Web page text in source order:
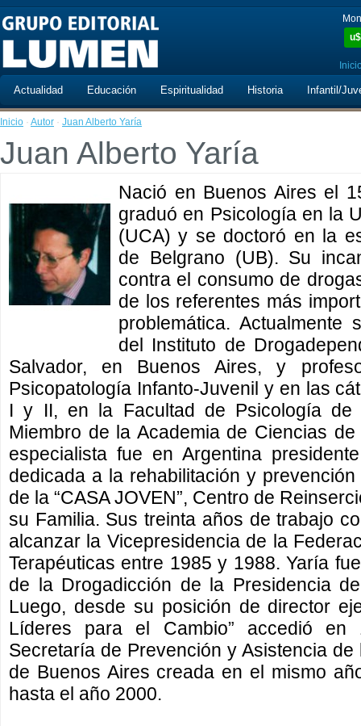
u$
Actualidad Educación Espiritualidad Historia Infantil/
Inicio · Autor · Juan Alberto Yaría
Juan Alberto Yaría
Nació en Buenos Aires el
graduó en Psicología en la
(UCA) y se doctoró en la
de Belgrano (UB). Su
contra el consumo de
de los referentes más
problemática. Actualmente
del Instituto de
Salvador, en Buenos Aires, y
Psicopatología Infanto-Juvenil y en las
I y II, en la Facultad de Psicología de
Miembro de la Academia de Ciencias
especialista fue en Argentina
dedicada a la rehabilitación y
de la “CASA JOVEN”, Centro de
su Familia. Sus treinta años de trabajo
alcanzar la Vicepresidencia de la
Terapéuticas entre 1985 y 1988. Yaría
de la Drogadicción de la Presidencia
Luego, desde su posición de director
Líderes para el Cambio” accedió
Secretaría de Prevención y Asistencia
de Buenos Aires creada en el mismo
hasta el año 2000.